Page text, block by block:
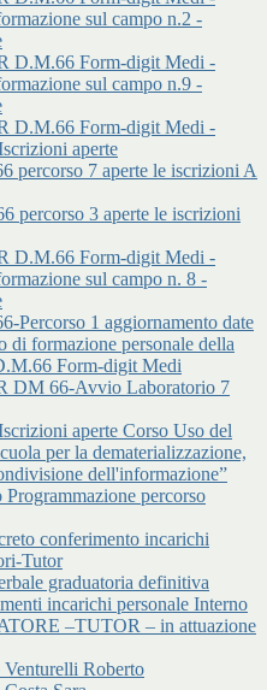
sul campo n.2 -
D.M.66 Form-digit Medi -
sul campo n.9 -
D.M.66 Form-digit Medi -
aperte
percorso 7 aperte le iscrizioni A
percorso 3 aperte le iscrizioni
D.M.66 Form-digit Medi -
sul campo n. 8 -
Percorso 1 aggiornamento date
di formazione personale della
Form-digit Medi
DM 66-Avvio Laboratorio 7
aperte Corso Uso del
per la dematerializzazione,
dell'informazione”
percorso
conferimento incarichi
Tutor
graduatoria definitiva
incarichi personale Interno
–TUTOR – in attuazione
Roberto